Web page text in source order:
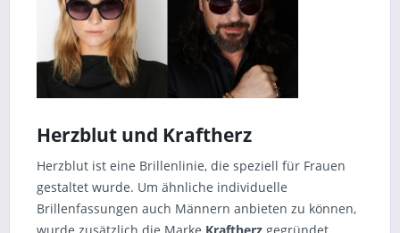
Herzblut und Kraftherz
Herzblut ist eine Brillenlinie, die speziell für Frauen
gestaltet wurde. Um ähnliche individuelle
Brillenfassungen auch Männern anbieten zu können,